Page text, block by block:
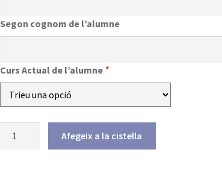
Segon cognom de l’alumne
Curs Actual de l’alumne *
Afegeix a la cistella